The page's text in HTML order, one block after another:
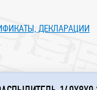
ДЕКЛАРАЦИИ